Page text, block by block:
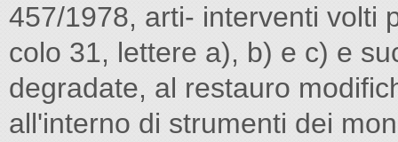
457/1978, arti- interventi volti
colo 31, lettere a), b) e c) e
degradate, al restauro
all'interno di strumenti dei